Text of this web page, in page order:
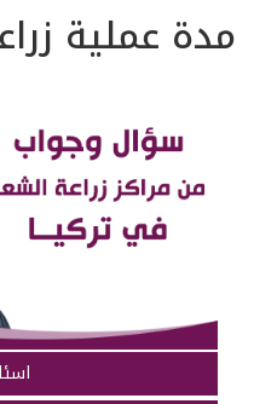
مدة عملية